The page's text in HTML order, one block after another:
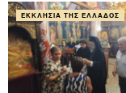
ΕΚΚΛΗΣΊΑ ΤΗΣ ΕΛΛΆΔΟΣ